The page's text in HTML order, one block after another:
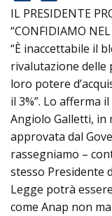
IL PRESIDENTE
“CONFIDIAMO
“È inaccettabile il
rivalutazione delle
loro potere
il 3%”. Lo afferma
Angiolo Galletti, in
approvata dal
rassegniamo –
stesso Presidente
Legge potrà
come Anap non